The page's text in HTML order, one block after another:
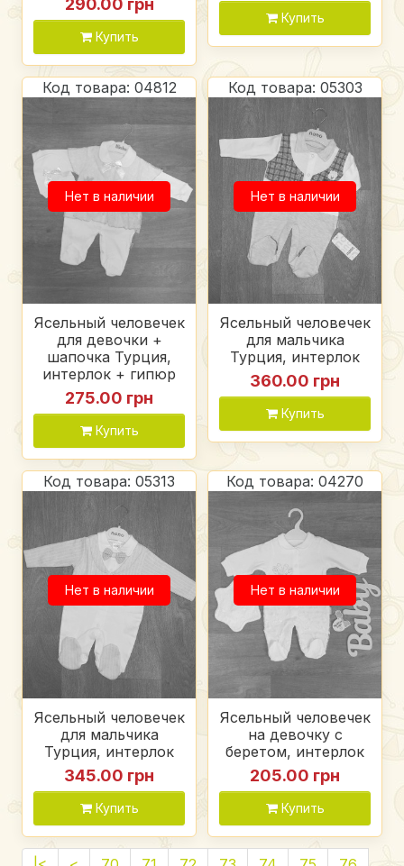
290.00 грн
Купить
Купить
Код товара: 04812
Нет в наличии
Ясельный человечек
для девочки +
шапочка Турция,
интерлок + гипюр
275.00 грн
Купить
Код товара: 05303
Нет в наличии
Ясельный человечек
для мальчика
Турция, интерлок
360.00 грн
Купить
Код товара: 05313
Нет в наличии
Ясельный человечек
для мальчика
Турция, интерлок
345.00 грн
Купить
Код товара: 04270
Нет в наличии
Ясельный человечек
на девочку с
беретом, интерлок
205.00 грн
Купить